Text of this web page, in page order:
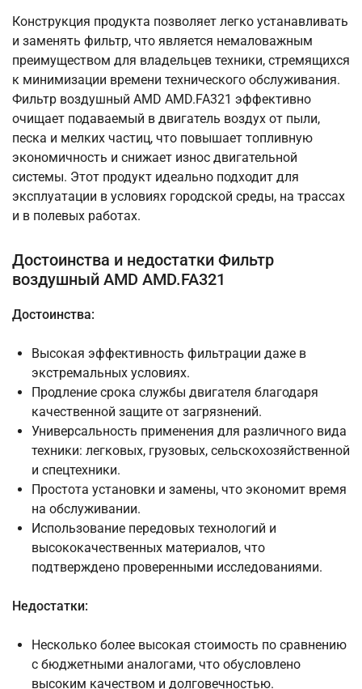
Конструкция продукта позволяет легко устанавливать
и заменять фильтр, что является немаловажным
преимуществом для владельцев техники, стремящихся
к минимизации времени технического обслуживания.
Фильтр воздушный AMD AMD.FA321 эффективно
очищает подаваемый в двигатель воздух от пыли,
песка и мелких частиц, что повышает топливную
экономичность и снижает износ двигательной
системы. Этот продукт идеально подходит для
эксплуатации в условиях городской среды, на трассах
и в полевых работах.
Достоинства и недостатки Фильтр
воздушный AMD AMD.FA321
Достоинства:
Высокая эффективность фильтрации даже в
экстремальных условиях.
Продление срока службы двигателя благодаря
качественной защите от загрязнений.
Универсальность применения для различного вида
техники: легковых, грузовых, сельскохозяйственной
и спецтехники.
Простота установки и замены, что экономит время
на обслуживании.
Использование передовых технологий и
высококачественных материалов, что
подтверждено проверенными исследованиями.
Недостатки:
Несколько более высокая стоимость по сравнению
с бюджетными аналогами, что обусловлено
высоким качеством и долговечностью.